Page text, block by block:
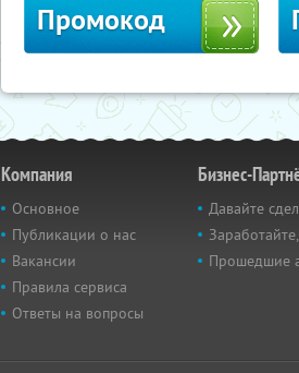
Промокод
Компания
Основное
Публикации о нас
Вакансии
Правила сервиса
Ответы на вопросы
Бизнес-
Давайте
Прошедшие